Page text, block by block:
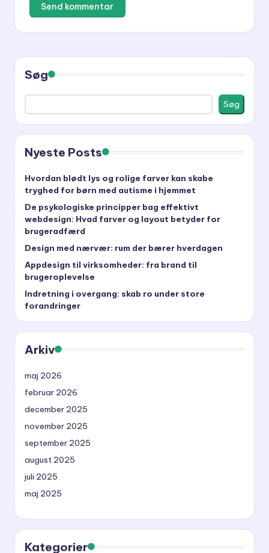
Søg
Søg
Nyeste Posts
Hvordan blødt lys og rolige farver kan skabe
tryghed for børn med autisme i hjemmet
De psykologiske principper bag effektivt
webdesign: Hvad farver og layout betyder for
brugeradfærd
Design med nærvær: rum der bærer hverdagen
Appdesign til virksomheder: fra brand til
brugeroplevelse
Indretning i overgang: skab ro under store
forandringer
Arkiv
maj 2026
februar 2026
december 2025
november 2025
september 2025
august 2025
juli 2025
maj 2025
Kategorier